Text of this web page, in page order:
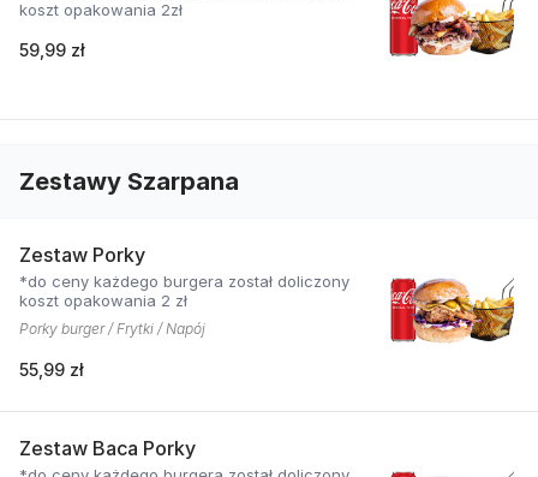
koszt opakowania 2zł
59,99 zł
Zestawy Szarpana
Zestaw Porky
*do ceny każdego burgera został doliczony
koszt opakowania 2 zł
Porky burger / Frytki / Napój
55,99 zł
Zestaw Baca Porky